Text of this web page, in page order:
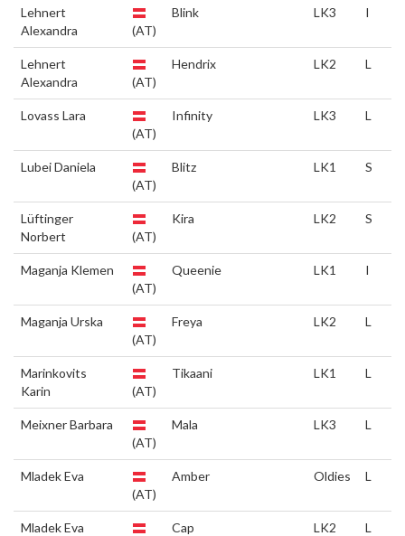
Lehnert
Alexandra
(AT)
Blink LK3 I
Lehnert
Alexandra
(AT)
Hendrix LK2 L
Lovass Lara
(AT)
Infinity LK3 L
Lubei Daniela
(AT)
Blitz LK1 S
Lüftinger
Norbert
(AT)
Kira LK2 S
Maganja Klemen
(AT)
Queenie LK1 I
Maganja Urska
(AT)
Freya LK2 L
Marinkovits
Karin
(AT)
Tikaani LK1 L
Meixner Barbara
(AT)
Mala LK3 L
Mladek Eva
(AT)
Amber Oldies L
Mladek Eva
Cap LK2 L